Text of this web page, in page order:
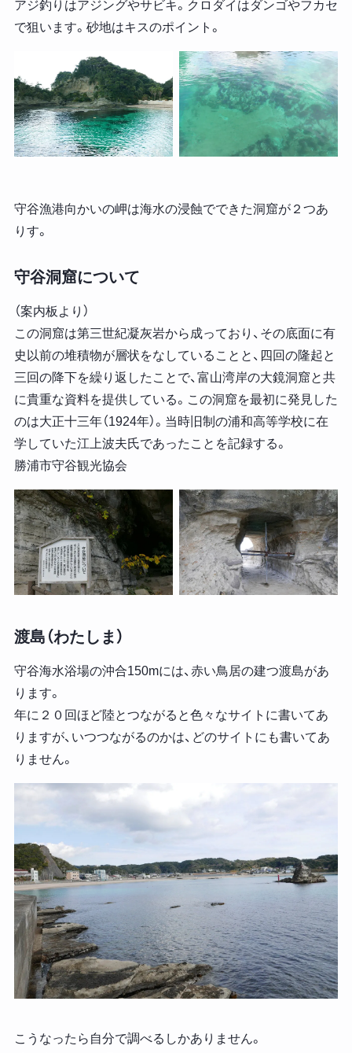
アジ釣りはアジングやサビキ。クロダイはダンゴやフカセ
で狙います。砂地はキスのポイント。
守谷漁港向かいの岬は海水の浸蝕でできた洞窟が２つあ
りす。
守谷洞窟について
（案内板より）
この洞窟は第三世紀凝灰岩から成っており、その底面に有
史以前の堆積物が層状をなしていることと、四回の隆起と
三回の降下を繰り返したことで、富山湾岸の大鏡洞窟と共
に貴重な資料を提供している。この洞窟を最初に発見した
のは大正十三年（1924年）。当時旧制の浦和高等学校に在
学していた江上波夫氏であったことを記録する。
勝浦市守谷観光協会
渡島（わたしま）
守谷海水浴場の沖合150mには、赤い鳥居の建つ渡島があ
ります。
年に２０回ほど陸とつながると色々なサイトに書いてあ
りますが、いつつながるのかは、どのサイトにも書いてあ
りません。
こうなったら自分で調べるしかありません。